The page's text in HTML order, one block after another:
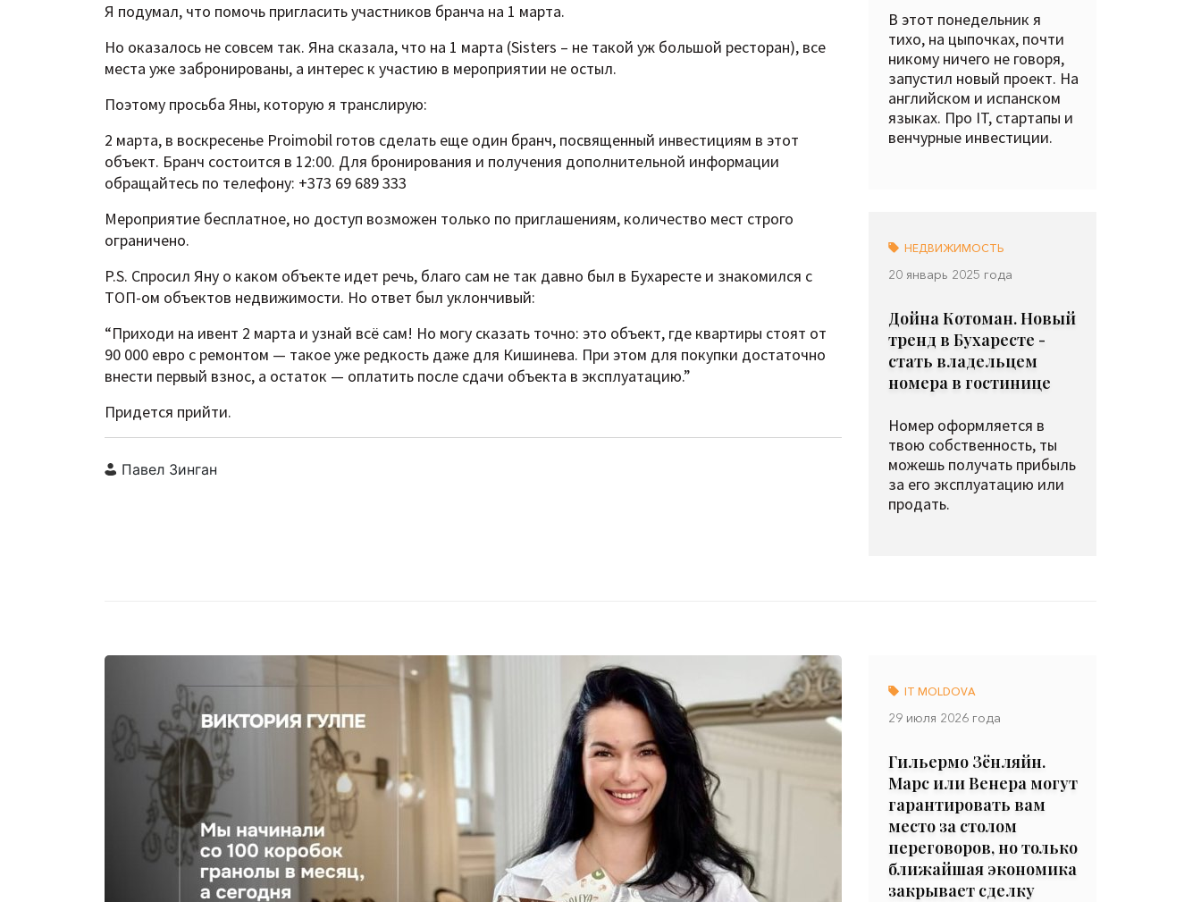
Я подумал, что помочь пригласить участников бранча на 1 марта.
Но оказалось не совсем так. Яна сказала, что на 1 марта (Sisters – не такой уж большой ресторан), все
места уже забронированы, а интерес к участию в мероприятии не остыл.
Поэтому просьба Яны, которую я транслирую:
2 марта, в воскресенье Proimobil готов сделать еще один бранч, посвященный инвестициям в этот
объект. Бранч состоится в 12:00. Для бронирования и получения дополнительной информации
обращайтесь по телефону: +373 69 689 333
Мероприятие бесплатное, но доступ возможен только по приглашениям, количество мест строго
ограничено.
P.S. Спросил Яну о каком объекте идет речь, благо сам не так давно был в Бухаресте и знакомился с
ТОП-ом объектов недвижимости. Но ответ был уклончивый:
“Приходи на ивент 2 марта и узнай всё сам! Но могу сказать точно: это объект, где квартиры стоят от
90 000 евро с ремонтом — такое уже редкость даже для Кишинева. При этом для покупки достаточно
внести первый взнос, а остаток — оплатить после сдачи объекта в эксплуатацию.”
Придется прийти.
Павел Зинган
В этот понедельник я
тихо, на цыпочках, почти
никому ничего не говоря,
запустил новый проект. На
английском и испанском
языках. Про IT, стартапы и
венчурные инвестиции.
НЕДВИЖИМОСТЬ
20 январь 2025 года
Дойна Котоман. Новый
тренд в Бухаресте -
стать владельцем
номера в гостинице
Номер оформляется в
твою собственность, ты
можешь получать прибыль
за его эксплуатацию или
продать.
IT MOLDOVA
29 июля 2026 года
Гильермо Зёнляйн.
Марс или Венера могут
гарантировать вам
место за столом
переговоров, но только
ближайшая экономика
закрывает сделку